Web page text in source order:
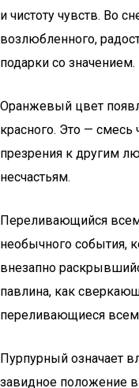
и чистоту чувств. Во
возлюбленного,
подарки со значением.
Оранжевый цвет
красного. Это —
презрения к другим
несчастьям.
Переливающийся
необычного события,
внезапно
павлина, как
переливающиеся
Пурпурный означает
завидное положение